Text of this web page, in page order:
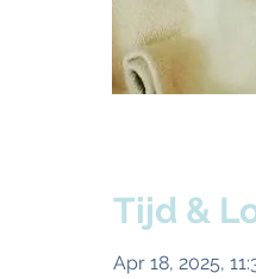
Tijd &
Apr 18, 2025,